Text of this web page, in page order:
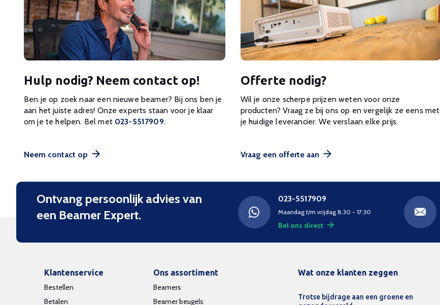
Hulp nodig? Neem contact op!
Ben je op zoek naar een nieuwe beamer? Bij ons ben je
aan het juiste adres! Onze experts staan voor je klaar
om je te helpen. Bel met 023-5517909.
Neem contact op
Offerte nodig?
Wil je onze scherpe prijzen weten voor onze
producten? Vraag ze bij ons op en vergelijk ze eens met
je huidige leverancier. We verslaan elke prijs.
Vraag een offerte aan
Ontvang persoonlijk advies van
een Beamer Expert.
023-5517909
Maandag t/m vrijdag 8.30 - 17:30
Bel ons direct
Klantenservice
Bestellen
Betalen
Ons assortiment
Beamers
Beamer beugels
Wat onze klanten zeggen
Trotse bijdrage aan een groene en